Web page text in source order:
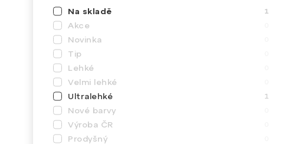
Na skladě 1
Akce
Novinka
Tip
Lehké
Velmi lehké
Ultralehké 1
Nové barvy
Výroba ČR
Prodyšný